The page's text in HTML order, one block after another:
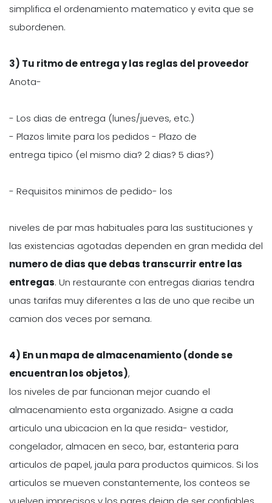
simplifica el ordenamiento matematico y evita que se
subordenen.
3) Tu ritmo de entrega y las reglas del proveedor
Anota-
- Los dias de entrega (lunes/jueves, etc.)
- Plazos limite para los pedidos - Plazo de
entrega tipico (el mismo dia? 2 dias? 5 dias?)
- Requisitos minimos de pedido- los
niveles de par mas habituales para las sustituciones y
las existencias agotadas dependen en gran medida del
numero de dias que debas transcurrir entre las
entregas. Un restaurante con entregas diarias tendra
unas tarifas muy diferentes a las de uno que recibe un
camion dos veces por semana.
4) En un mapa de almacenamiento (donde se
encuentran los objetos),
los niveles de par funcionan mejor cuando el
almacenamiento esta organizado. Asigne a cada
articulo una ubicacion en la que resida- vestidor,
congelador, almacen en seco, bar, estanteria para
articulos de papel, jaula para productos quimicos. Si los
articulos se mueven constantemente, los conteos se